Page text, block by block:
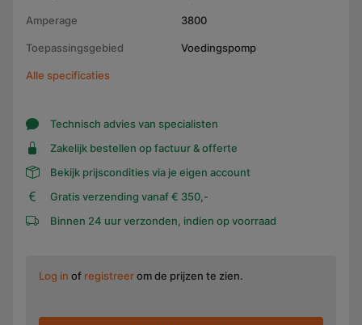
Amperage 3800
Toepassingsgebied Voedingspomp
Alle specificaties
Technisch advies van specialisten
Zakelijk bestellen op factuur & offerte
Bekijk prijscondities via je eigen account
Gratis verzending vanaf € 350,-
Binnen 24 uur verzonden, indien op voorraad
Log in of registreerom de prijzen te zien.